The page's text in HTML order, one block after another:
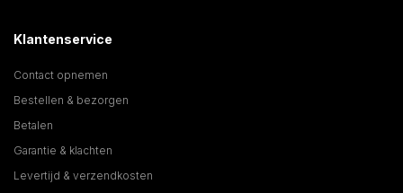
Klantenservice
Contact opnemen
Bestellen & bezorgen
Betalen
Garantie & klachten
Levertijd & verzendkosten